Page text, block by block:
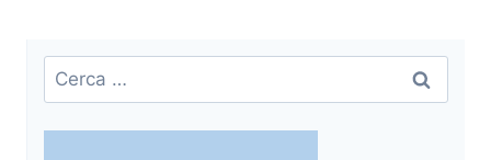
Ricerca
per: